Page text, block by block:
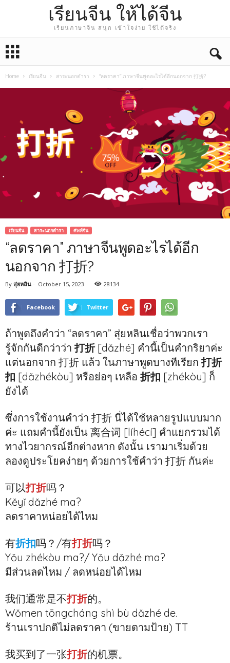
เรียนจีน ให้ได้จีน
เรียนภาษาจีน สนุก เข้าใจง่าย ใช้ได้จริง
Home เรียนจีน สาระนอกตำรา “ลดราคา” ภาษาจีนพูดอะไรได้อีกนอกจาก 打折?
เรียนจีน สาระนอกตำรา ศัพท์จีน
“ลดราคา” ภาษาจีนพูดอะไรได้อีก
นอกจาก 打折?
By สุ่ยหลิน - October 15, 2023 28134
Facebook Twitter
ถ้าพูดถึงคำว่า “ลดราคา” สุ่ยหลินเชื่อว่าพวกเรา
รู้จักกันดีกว่าว่า 打折[dǎzhé] คำนี้เป็นคำกริยาค่ะ
แต่นอกจาก 打折 แล้ว ในภาษาพูดบางทีเรียก 打折
扣 [dǎzhékòu] หรือย่อๆ เหลือ 折扣 [zhékòu] ก็
ยังได้
ซึ่งการใช้งานคำว่า 打折 นี่ได้ใช้หลายรูปแบบมาก
ค่ะ แถมคำนี้ยังเป็น 离合词 [líhécí] คำแยกรวมได้
ทางไวยากรณ์อีกต่างหาก ดังนั้น เรามาเริ่มด้วย
ลองดูประโยคง่ายๆ ด้วยการใช้คำว่า 打折 กันค่ะ
可以打折吗？
Kěyǐ dǎzhé ma?
ลดราคาหน่อยได้ไหม
有折扣吗？/有打折吗？
Yǒu zhékòu ma?/ Yǒu dǎzhé ma?
มีส่วนลดไหม / ลดหน่อยได้ไหม
我们通常是不打折的。
Wǒmen tōngcháng shì bù dǎzhé de.
ร้านเราปกติไม่ลดราคา (ขายตามป้าย) TT
我买到了一张打折的机票。